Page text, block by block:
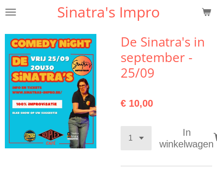
Ga
naar
de
hoofdinhoud
Sinatra's Impro
De Sinatra's in
september -
25/09
€ 10,00
In
winkelwagen